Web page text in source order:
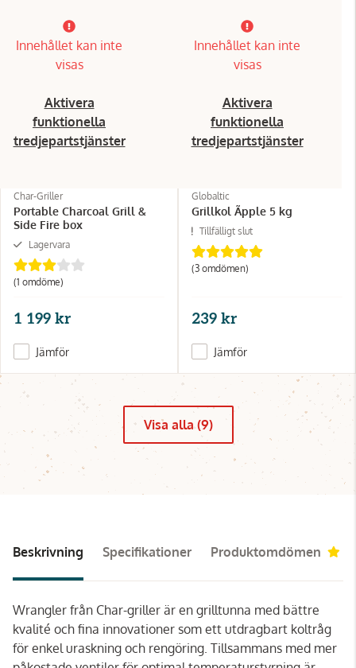
Innehållet kan inte
visas
Aktivera
funktionella
tredjepartstjänster
Char-Griller
Portable Charcoal Grill &
Side Fire box
Lagervara
(1 omdöme)
1 199 kr
Jämför
Innehållet kan inte
visas
Aktivera
funktionella
tredjepartstjänster
Globaltic
Grillkol Ãpple 5 kg
Tillfälligt slut
(3 omdömen)
239 kr
Jämför
Visa alla (9)
Beskrivning Specifikationer Produktomdömen
Wrangler från Char-griller är en grilltunna med bättre
kvalité och fina innovationer som ett utdragbart koltråg
för enkel uraskning och rengöring. Tillsammans med mer